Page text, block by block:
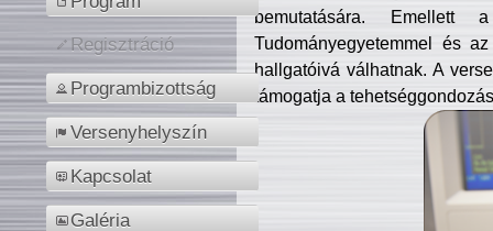
Regisztráció
Programbizottság
Versenyhelyszín
Kapcsolat
Galéria
bemutatására. Emellett
Tudományegyetemmel és
hallgatóivá válhatnak. A
támogatja a